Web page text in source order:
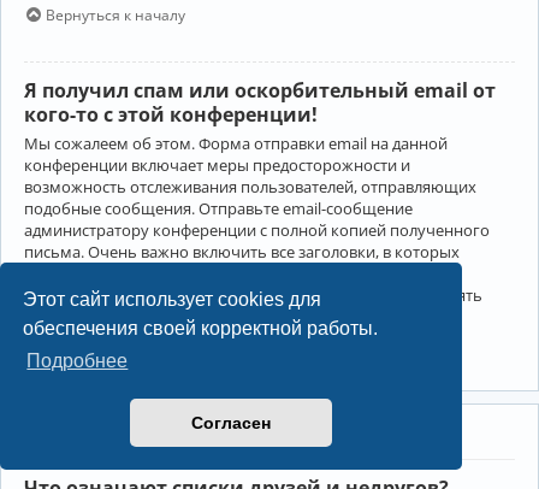
Этот сайт использует cookies для
обеспечения своей корректной работы.
Подробнее
Согласен
Вернуться к началу
Я получил спам или оскорбительный email от
кого-то с этой конференции!
Мы сожалеем об этом. Форма отправки email на данной
конференции включает меры предосторожности и
возможность отслеживания пользователей, отправляющих
подобные сообщения. Отправьте email-сообщение
администратору конференции с полной копией полученного
письма. Очень важно включить все заголовки, в которых
Администратор конференции сможет в этом случае принять
меры.
Друзья и недруги